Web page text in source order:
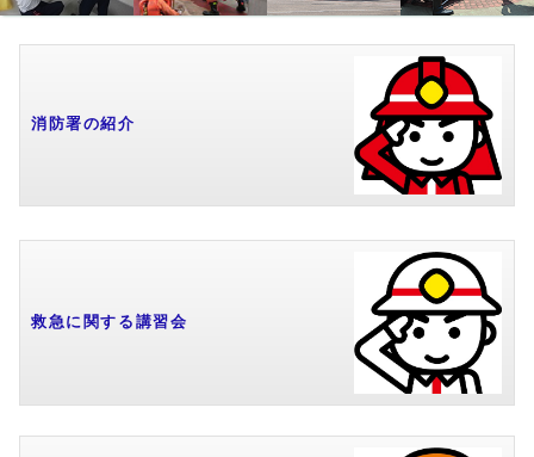
消防署の紹介
救急に関する講習会